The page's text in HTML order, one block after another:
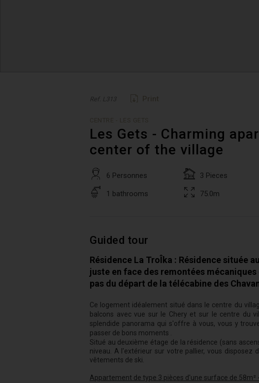
Ref. L313
Les Gets - Charming
center of the village
6 Personnes 3 Pieces
1 bathrooms 75.0m
Guided tour
Résidence La TroÎka : Résidence située
juste en face des remontées
pas du départ de la télécabine des
Ce logement idéalement situé dans le centre du
balcons avec vue sur le Chery et sur le centre du
splendide panorama qui s'offre à vous, vous y
passer de bons moments .
Situé au deuxième étage de la résidence (sans
niveau. A l'extérieur sur votre pallier, vous disposez
vêtements de ski.
Appartement de type 3 pièces d'une surface de 58m²